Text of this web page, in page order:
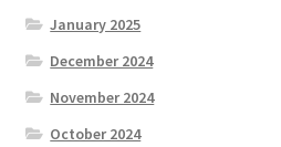
January 2025
December 2024
November 2024
October 2024